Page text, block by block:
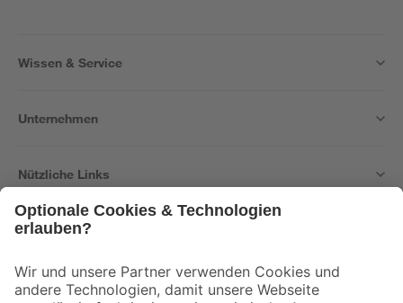
Wissen & Service
Unternehmen
Nützliche Links
Der toom Newsletter: Keine Angebote und Aktionen mehr verpassen!